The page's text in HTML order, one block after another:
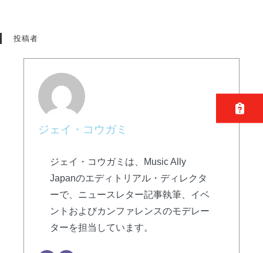
投稿者
ジェイ・コウガミ
ジェイ・コウガミは、Music Ally
Japanのエディトリアル・ディレクタ
ーで、ニュースレター記事執筆、イベ
ントおよびカンファレンスのモデレー
ターを担当しています。